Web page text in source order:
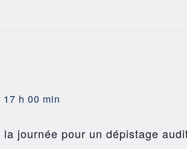
17 h 00 min
journée pour un dépistage